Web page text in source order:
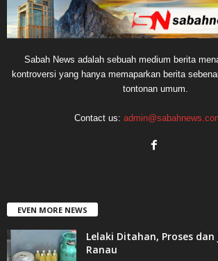
Sabah News adalah sebuah medium berita
kontroversi yang hanya memaparkan berita
tontonan umum.
Contact us:
EVEN MORE NEWS
Lelaki Ditahan, Proses
Ranau